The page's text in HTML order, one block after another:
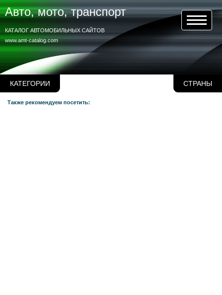
КАТЕГОРИИ СТРАНЫ
Авто, мото, транспорт
www.amt-catalog.com
КАТАЛОГ АВТОМОБИЛЬНЫХ САЙТОВ
Также рекомендуем посетить: